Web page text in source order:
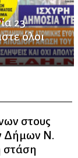
23
όλοι
στους
Δήμων Ν.
στάση